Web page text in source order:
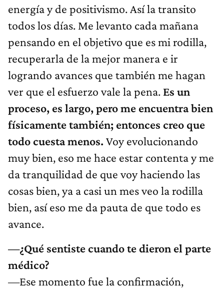
energía y de positivismo. Así la transito
todos los días. Me levanto cada mañana
pensando en el objetivo que es mi rodilla,
recuperarla de la mejor manera e ir
logrando avances que también me hagan
ver que el esfuerzo vale la pena. Es un
proceso, es largo, pero me encuentra bien
físicamente también; entonces creo que
todo cuesta menos. Voy evolucionando
muy bien, eso me hace estar contenta y me
da tranquilidad de que voy haciendo las
cosas bien, ya a casi un mes veo la rodilla
bien, así eso me da pauta de que todo es
avance.
—¿Qué sentiste cuando te dieron el parte
médico?
—Ese momento fue la confirmación,